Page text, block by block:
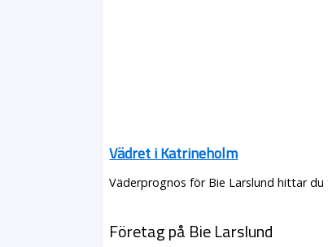
Vädret i Katrineholm
Väderprognos för Bie Larslund hittar du
Företag på Bie Larslund